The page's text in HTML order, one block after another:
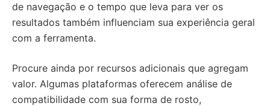
de navegação e o tempo que leva para ver os
resultados também influenciam sua experiência geral
com a ferramenta.
Procure ainda por recursos adicionais que agregam
valor. Algumas plataformas oferecem análise de
compatibilidade com sua forma de rosto,